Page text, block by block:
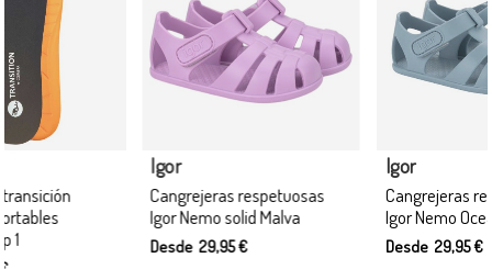
Cangrejeras respetuosas
Igor Nemo solid Malva
Cangrejeras respetuosas
Igor Nemo Oceano